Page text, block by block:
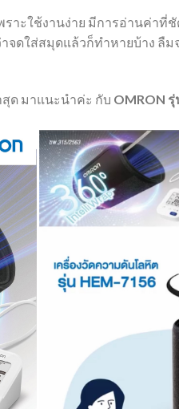
ราะใช้งานง่าย มีการอ่านค่าที่ชั
าจดใส่สมุดแล้วก็ทำหายบ้าง ลืม
สุด มาแนะนำค่ะ กับ OMRON รุ่